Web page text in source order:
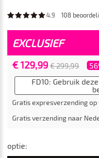
4.9 108
EXCLUSIEF
€ 129,99 € 299,99
FD10: Gebruik
Gratis expresverzending op
Gratis verzending naar
optie: